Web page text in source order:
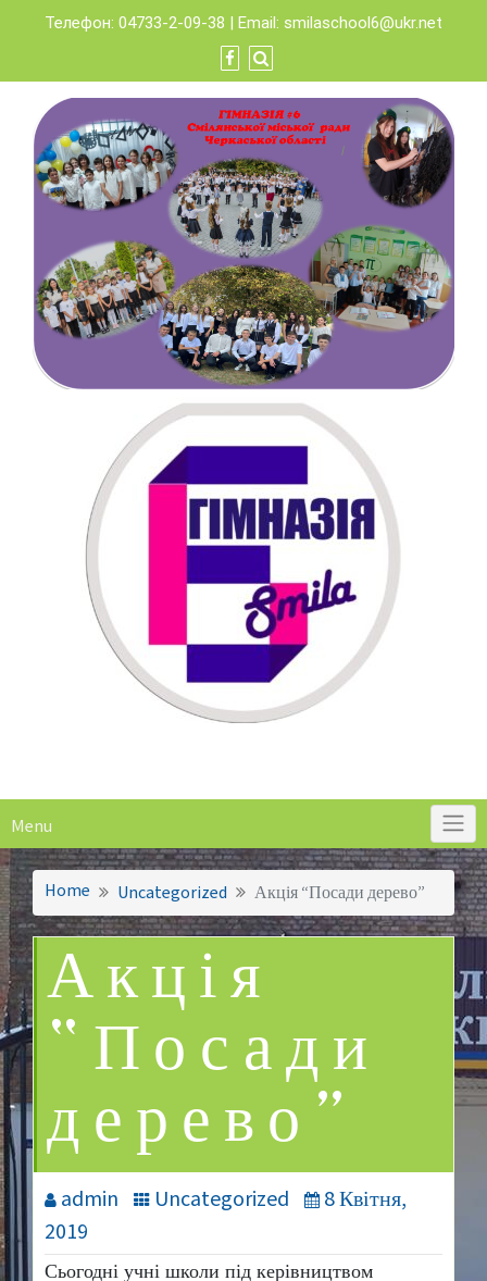
content
Телефон: 04733-2-09-38 | Email: smilaschool6@ukr.net
Menu
Home Uncategorized Акція “Посади дерево”
Акція
“Посади
дерево”
admin Uncategorized
8 Квітня,
2019
Сьогодні учні школи під керівництвом